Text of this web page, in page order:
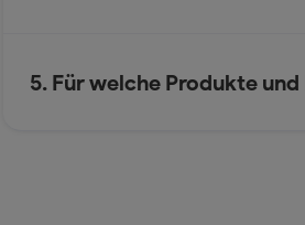
5. Für welche Produkte